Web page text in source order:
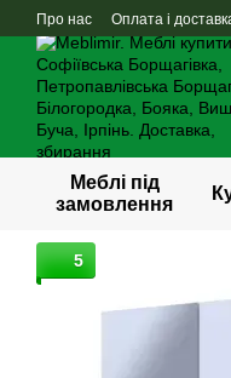
Перейти до основного
Про нас Оплата і
Меблі під
замовлення
5